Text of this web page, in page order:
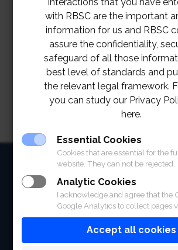
เดือนสิงหาคม 2565
RBSC POLO CLUB JOB
2022
Download
ABOUT
FACILITIES
SPORTS
with RBSC are the important
information for us and RBSC
assure the confidentiality,
safeguard of all those
best level of standards and
the relevant legal framework.
you can study our Privacy
here.
Essential Cookies
Cookies that are essential for the
website. They can not be rejected.
Analytic Cookies
I acknowledge and agree that the
Google Analytics to collect pages
Accept all cookies